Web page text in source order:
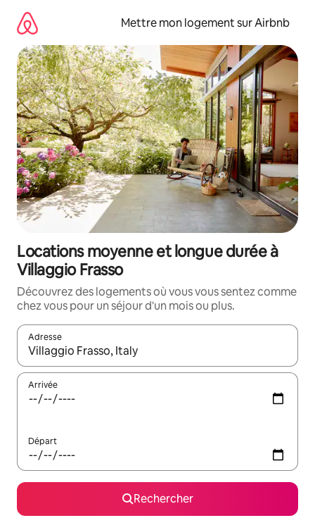
directement
contenu
Mettre mon logement sur Airbnb
Locations moyenne et longue durée à
Villaggio Frasso
Découvrez des logements où vous vous sentez comme
chez vous pour un séjour d'un mois ou plus.
Adresse
Lorsque les résultats s'affichent, utilisez les flèches vers le
Arrivée
Départ
Rechercher